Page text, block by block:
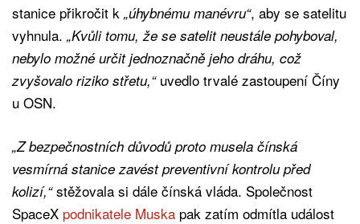
stanice přikročit k „úhybnému manévru“, aby se satelitu
vyhnula. „Kvůli tomu, že se satelit neustále pohyboval,
nebylo možné určit jednoznačně jeho dráhu, což
zvyšovalo riziko střetu,“ uvedlo trvalé zastoupení Číny
u OSN.
„Z bezpečnostních důvodů proto musela čínská
vesmírná stanice zavést preventivní kontrolu před
kolizí,“stěžovala si dále čínská vláda. Společnost
SpaceX podnikatele Muska pak zatím odmítla událost